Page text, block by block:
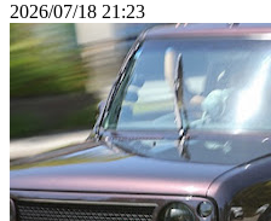
2026/07/18 21:23